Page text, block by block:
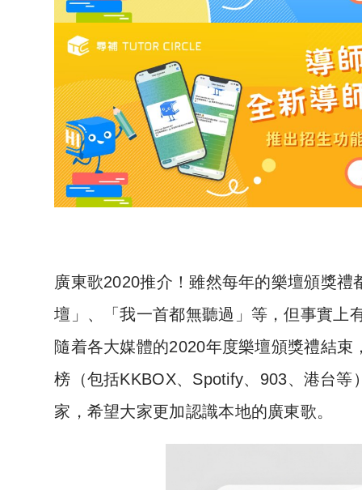
廣東歌2020推介！雖然每年的樂壇頒獎
壇」、「我一首都無聽過」等，但事實上
隨着各大媒體的2020年度樂壇頒獎禮結束
榜（包括KKBOX、Spotify、903、港台
家，希望大家更加認識本地的廣東歌。